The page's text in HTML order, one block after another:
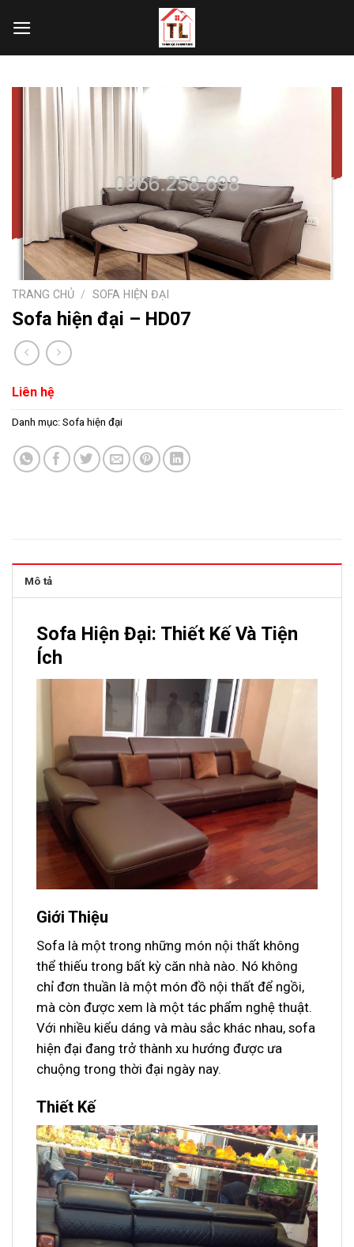
TRANG CHỦ / SOFA HIỆN ĐẠI
Sofa hiện đại – HD07
Liên hệ
Danh mục: Sofa hiện đại
Mô tả
Sofa Hiện Đại: Thiết Kế Và Tiện
Ích
Giới Thiệu
Sofa là một trong những món nội thất không
thể thiếu trong bất kỳ căn nhà nào. Nó không
chỉ đơn thuần là một món đồ nội thất để ngồi,
mà còn được xem là một tác phẩm nghệ thuật.
Với nhiều kiểu dáng và màu sắc khác nhau, sofa
hiện đại đang trở thành xu hướng được ưa
chuộng trong thời đại ngày nay.
Thiết Kế